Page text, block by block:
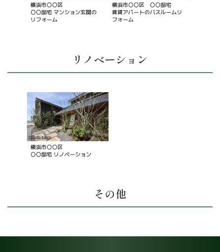
横浜市〇〇区
〇〇邸宅 マンション玄関の
リフォーム
横浜市〇〇区 〇〇邸宅
賃貸アパートのバスルームリ
フォーム
リノベーション
横浜市〇〇区
〇〇邸宅 リノベーション
その他